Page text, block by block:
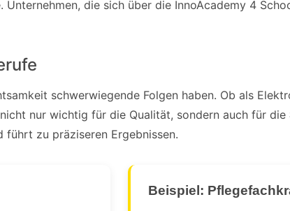
die sich über die InnoAcademy 4
schwerwiegende Folgen haben. Ob als
nur wichtig für die Qualität, sondern auch für die
führt zu präziseren Ergebnissen.
Beispiel: